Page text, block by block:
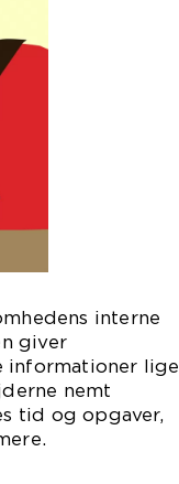
interne
giver
informationer lige
nemt
tid og opgaver,